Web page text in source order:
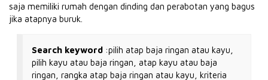
saja memiliki rumah dengan dinding dan perabotan yang bagus
jika atapnya buruk.
Search keyword:pilih atap baja ringan atau kayu,
pilih kayu atau baja ringan, atap kayu atau baja
ringan, rangka atap baja ringan atau kayu, kriteria